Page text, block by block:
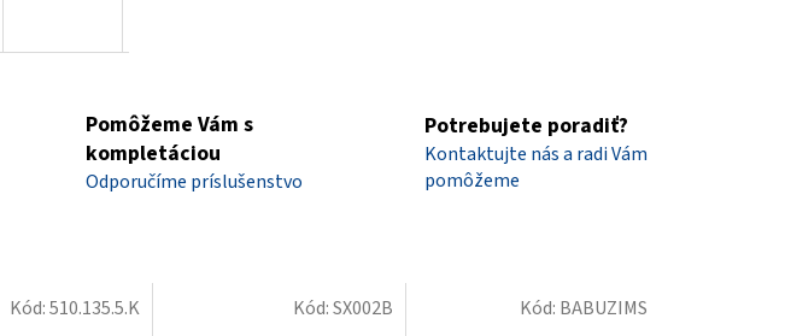
Pomôžeme Vám s
kompletáciou
Odporučíme príslušenstvo
Potrebujete poradiť?
Kontaktujte nás a radi Vám
pomôžeme
Kód:510.135.5.K Kód:SX002B Kód: BABUZIMS